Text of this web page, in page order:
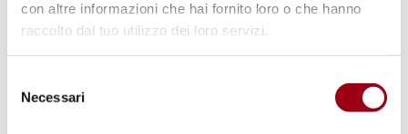
con altre informazioni che hai fornito loro o che hanno
raccolto dal tuo utilizzo dei loro servizi.
delNecessari
Unesco "Diritti umani, democrazia e pace",